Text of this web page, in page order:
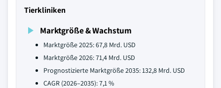
Tierkliniken
Marktgröße & Wachstum
Marktgröße 2025: 67,8 Mrd. USD
Marktgröße 2026: 71,4 Mrd. USD
Prognostizierte Marktgröße 2035: 132,8 Mrd. USD
CAGR (2026–2035): 7,1 %